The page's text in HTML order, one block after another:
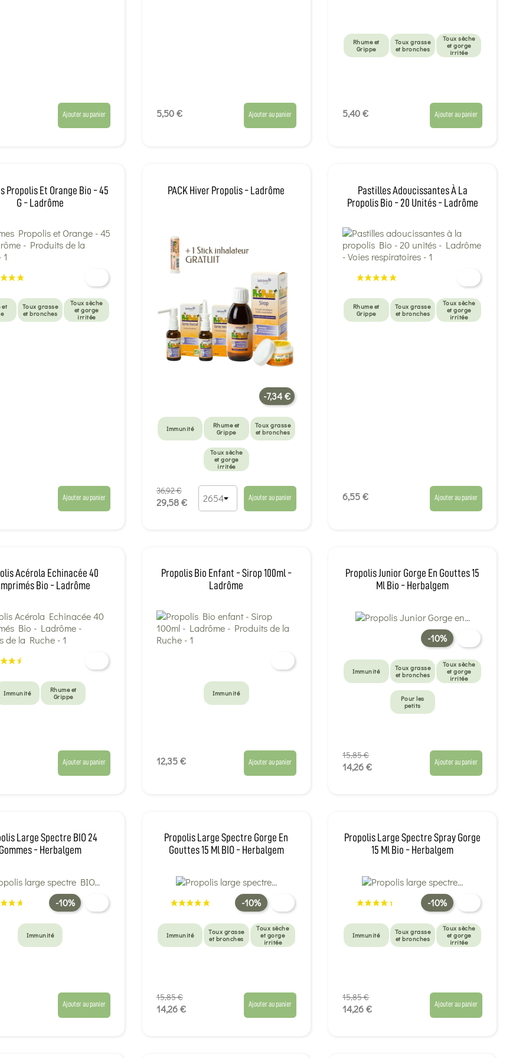
Ajouter au panier 5,50 € Ajouter au panier
Rhume et
Grippe
Toux grasse
et bronches
Toux sèche
et gorge
irritée
5,40 € Ajouter au panier
Propolis Et Orange Bio - 45
G - Ladrôme
et
Toux grasse
et bronches
Toux sèche
et gorge
irritée
Ajouter au panier
PACK Hiver Propolis - Ladrôme
-7,34 €
Immunité
Rhume et
Grippe
Toux grasse
et bronches
Toux sèche
et gorge
irritée
36,92 €
29,58 € Ajouter au panier
Pastilles Adoucissantes À La
Propolis Bio - 20 Unités - Ladrôme
Rhume et
Grippe
Toux grasse
et bronches
Toux sèche
et gorge
irritée
6,55 € Ajouter au panier
Acérola Echinacée 40
Bio - Ladrôme
Immunité
Rhume et
Grippe
Ajouter au panier
Propolis Bio Enfant - Sirop 100ml -
Ladrôme
Immunité
12,35 € Ajouter au panier
Propolis Junior Gorge En Gouttes 15
Ml Bio - Herbalgem
-10%
Immunité
Toux grasse
et bronches
Toux sèche
et gorge
irritée
Pour les
petits
15,85 €
14,26 € Ajouter au panier
Large Spectre BIO 24
- Herbalgem
-10%
Immunité
Ajouter au panier
Propolis Large Spectre Gorge En
Gouttes 15 Ml BIO - Herbalgem
-10%
Immunité
Toux grasse
et bronches
Toux sèche
et gorge
irritée
15,85 €
14,26 € Ajouter au panier
Propolis Large Spectre Spray Gorge
15 Ml Bio - Herbalgem
-10%
Immunité
Toux grasse
et bronches
Toux sèche
et gorge
irritée
15,85 €
14,26 € Ajouter au panier